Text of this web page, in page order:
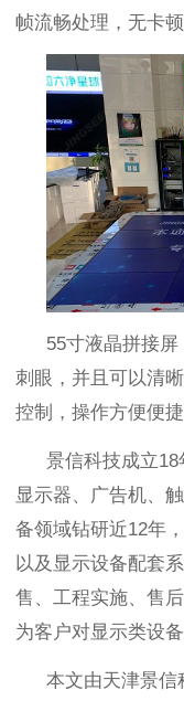
帧流畅处理，无卡
55寸液晶拼接
刺眼，并且可以清
控制，操作方便便捷
景信科技成立18
显示器、广告机、
备领域钻研近12年
以及显示设备配套
售、工程实施、售
为客户对显示类设
本文由天津景信